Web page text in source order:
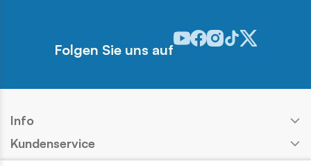
Folgen Sie uns auf
Odwiedź nasz profil w
Odwiedź nasz profil w
Odwiedź nasz profil w
Odwiedź nasz
Odwiedź nasz
Info
Kundenservice